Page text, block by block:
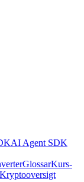
AI Agent SDK
GlossarKurs-
Kryptooversigt